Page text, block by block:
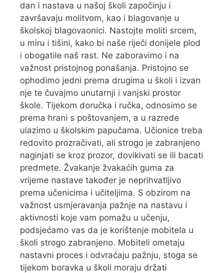
dan i nastava u našoj školi započinju i
završavaju molitvom, kao i blagovanje u
školskoj blagovaonici. Nastojte moliti srcem,
u miru i tišini, kako bi naše riječi donijele plod
i obogatile naš rast. Ne zaboravimo i na
važnost pristojnog ponašanja. Pristojno se
ophodimo jedni prema drugima u školi i izvan
nje te čuvajmo unutarnji i vanjski prostor
škole. Tijekom doručka i ručka, odnosimo se
prema hrani s poštovanjem, a u razrede
ulazimo u školskim papučama. Učionice treba
redovito prozračivati, ali strogo je zabranjeno
naginjati se kroz prozor, dovikivati se ili bacati
predmete. Žvakanje žvakaćih guma za
vrijeme nastave također je neprihvatljivo
prema učenicima i učiteljima. S obzirom na
važnost usmjeravanja pažnje na nastavu i
aktivnosti koje vam pomažu u učenju,
podsjećamo vas da je korištenje mobitela u
školi strogo zabranjeno. Mobiteli ometaju
nastavni proces i odvraćaju pažnju, stoga se
tijekom boravka u školi moraju držati